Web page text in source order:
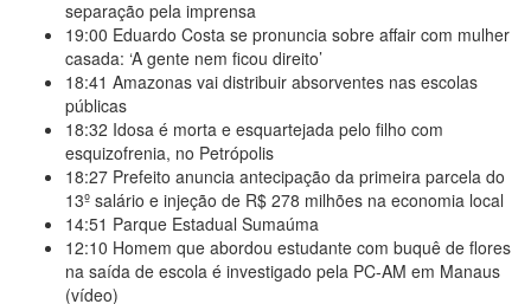
separação pela imprensa
19:00 Eduardo Costa se pronuncia sobre affair com mulher
casada: ‘A gente nem ficou direito’
18:41 Amazonas vai distribuir absorventes nas escolas
públicas
18:32 Idosa é morta e esquartejada pelo filho com
esquizofrenia, no Petrópolis
18:27 Prefeito anuncia antecipação da primeira parcela do
13º salário e injeção de R$ 278 milhões na economia local
14:51 Parque Estadual Sumaúma
12:10 Homem que abordou estudante com buquê de flores
na saída de escola é investigado pela PC-AM em Manaus
(vídeo)